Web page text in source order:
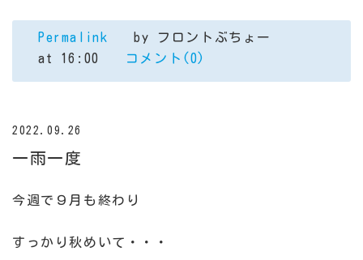
Permalink
by フロントぶちょー
at 16:00
コメント(0)
2022.09.26
一雨一度
今週で９月も終わり
すっかり秋めいて・・・